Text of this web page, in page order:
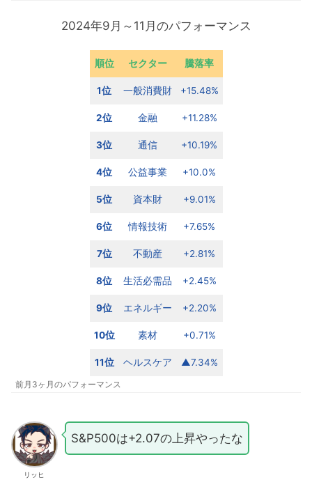
2024年9月～11月のパフォーマンス
順位 セクター 騰落率
1位 一般消費財 +15.48%
2位 金融 +11.28%
3位 通信 +10.19%
4位 公益事業 +10.0%
5位 資本財 +9.01%
6位 情報技術 +7.65%
7位 不動産 +2.81%
8位 生活必需品 +2.45%
9位 エネルギー +2.20%
10位 素材 +0.71%
11位 ヘルスケア ▲7.34%
前月3ヶ月のパフォーマンス
リッヒ
S&P500は+2.07の上昇やったな